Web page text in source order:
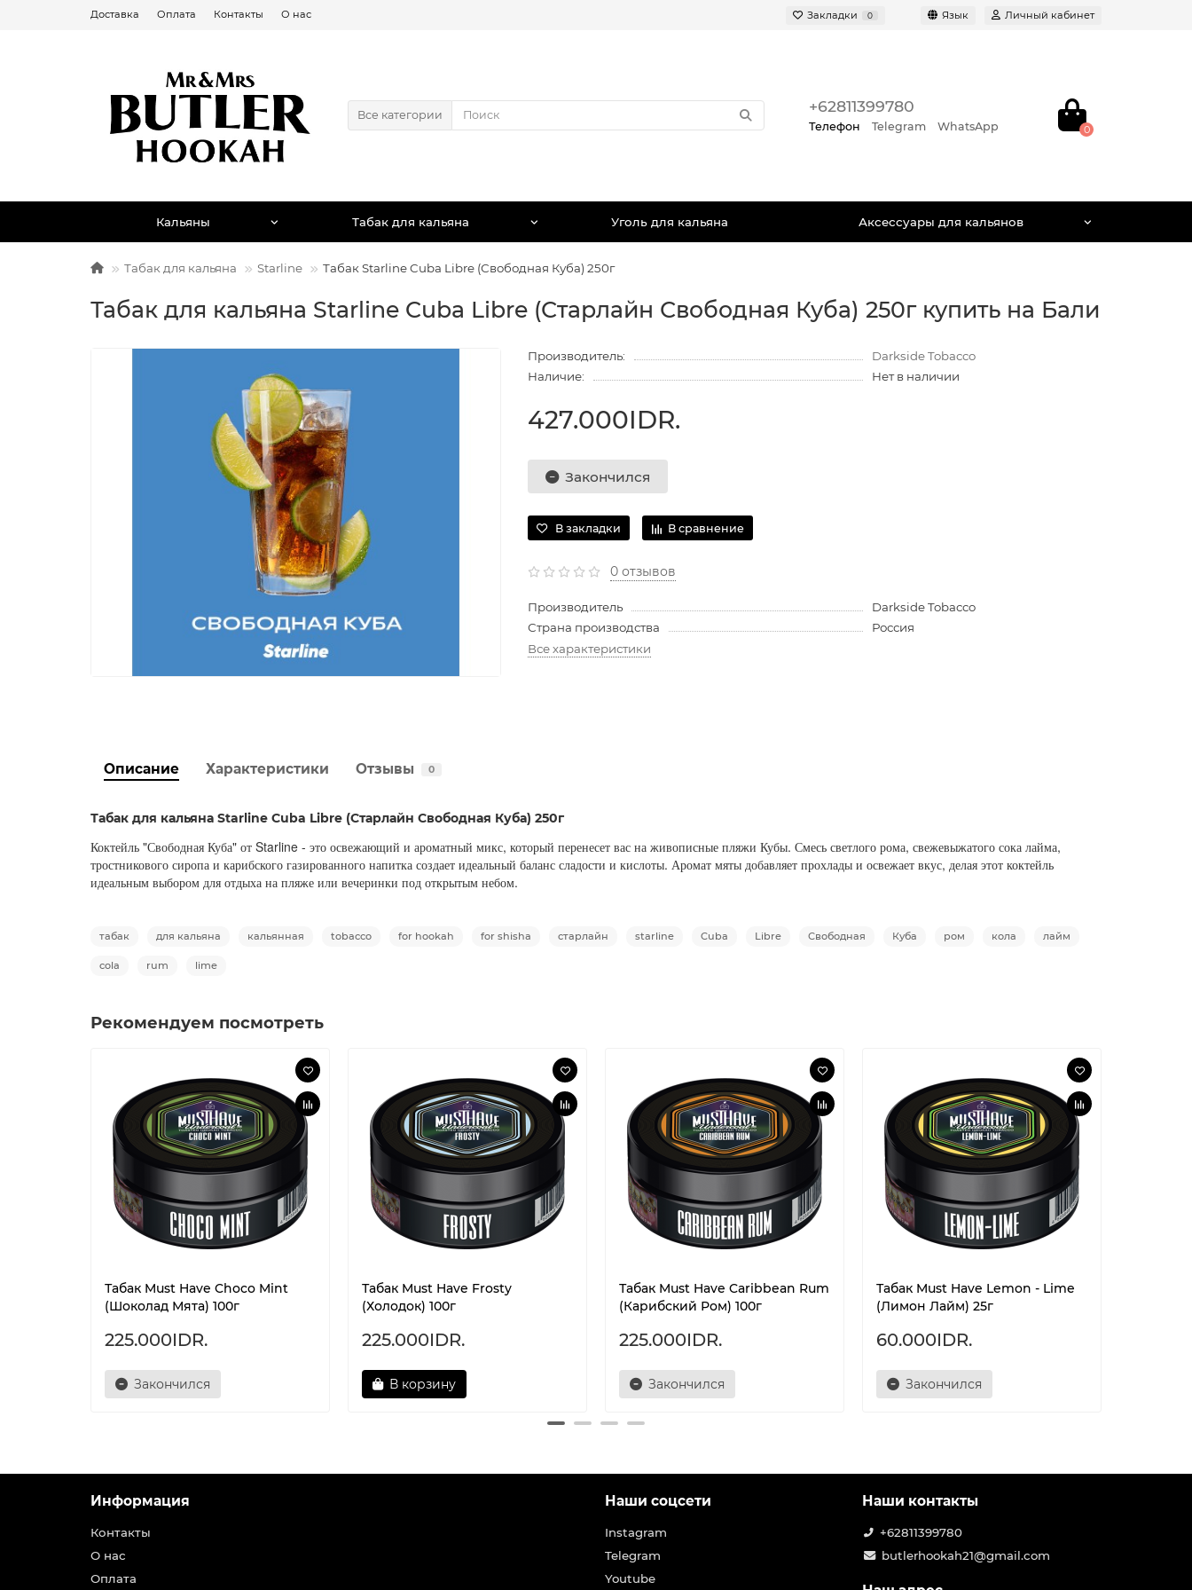
Доставка Оплата Контакты О нас Закладки 0 Язык Личный кабинет
Все категории +62811399780
Телефон Telegram WhatsApp 0
Кальяны Табак для кальяна Уголь для кальяна Аксессуары для кальянов
Табак для кальяна Starline Табак Starline Cuba Libre (Свободная Куба) 250г
Табак для кальяна Starline Cuba Libre (Старлайн Свободная Куба) 250г купить на Бали
Производитель:
Darkside Tobacco
Наличие:
Нет в наличии
427.000IDR.
Закончился
В закладки В сравнение
0 отзывов
Производитель
Darkside Tobacco
Страна производства
Россия
Все характеристики
Описание Характеристики Отзывы 0
Табак для кальяна Starline Cuba Libre (Старлайн Свободная Куба) 250г
Коктейль "Свободная Куба" от Starline - это освежающий и ароматный микс, который перенесет вас на живописные пляжи Кубы. Смесь светлого рома, свежевыжатого сока лайма,
тростникового сиропа и карибского газированного напитка создает идеальный баланс сладости и кислоты. Аромат мяты добавляет прохлады и освежает вкус, делая этот коктейль
идеальным выбором для отдыха на пляже или вечеринки под открытым небом.
табак для кальяна кальянная tobacco for hookah for shisha старлайн starline Cuba Libre Свободная Куба ром кола лайм
cola rum lime
Рекомендуем посмотреть
Табак Must Have Choco Mint
(Шоколад Мята) 100г
225.000IDR.
Закончился
Табак Must Have Frosty
(Холодок) 100г
225.000IDR.
В корзину
Табак Must Have Caribbean Rum
(Карибский Ром) 100г
225.000IDR.
Закончился
Табак Must Have Lemon - Lime
(Лимон Лайм) 25г
60.000IDR.
Закончился
Информация
Контакты
О нас
Оплата
Наши соцсети
Instagram
Telegram
Youtube
Наши контакты
+62811399780
butlerhookah21@gmail.com